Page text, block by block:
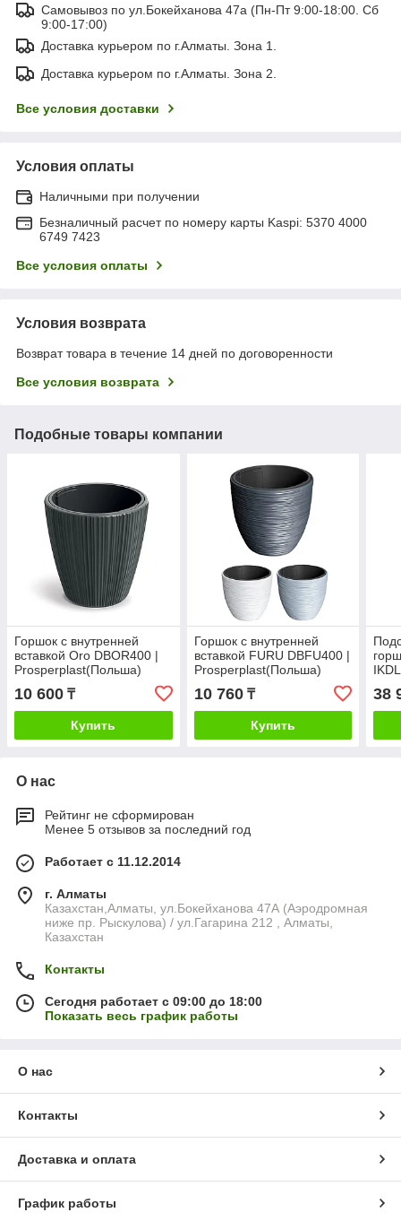
Самовывоз по ул.Бокейханова 47а (Пн-Пт 9:00-18:00. Сб
9:00-17:00)
Доставка курьером по г.Алматы. Зона 1.
Доставка курьером по г.Алматы. Зона 2.
Все условия доставки
Условия оплаты
Наличными при получении
Безналичный расчет по номеру карты Kaspi: 5370 4000
6749 7423
Все условия оплаты
Условия возврата
Возврат товара в течение 14 дней по договоренности
Все условия возврата
Подобные товары компании
Горшок с внутренней
вставкой Oro DBOR400 |
Prosperplast(Польша)
10 600 ₸
Купить
Горшок с внутренней
вставкой FURU DBFU400 |
Prosperplast(Польша)
10 760₸
Купить
38
О нас
Рейтинг не сформирован
Менее 5 отзывов за последний год
Работает с 11.12.2014
г. Алматы
Казахстан,Алматы, ул.Бокейханова 47А (Аэродромная
ниже пр. Рыскулова) / ул.Гагарина 212 , Алматы,
Казахстан
Контакты
Сегодня работает с 09:00 до 18:00
Показать весь график работы
О нас
Контакты
Доставка и оплата
График работы